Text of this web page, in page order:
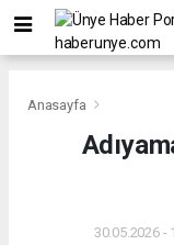
Anasayfa
30.05.2026 -